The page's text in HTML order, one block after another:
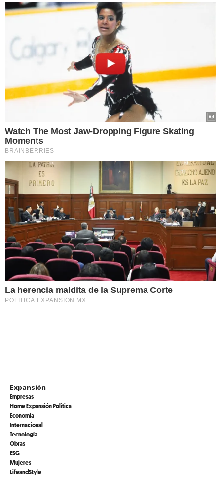
Watch The Most Jaw‑Dropping Figure Skating
Moments
BRAINBERRIES
La herencia maldita de la Suprema Corte
POLITICA.EXPANSION.MX
Expansión
Empresas
Home Expansión Politica
Economía
Internacional
Tecnología
Obras
ESG
Mujeres
LifeandStyle